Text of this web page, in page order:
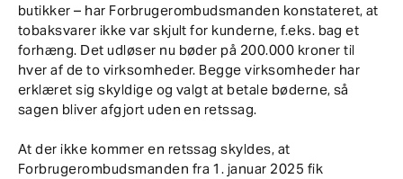
butikker – har Forbrugerombudsmanden konstateret, at
tobaksvarer ikke var skjult for kunderne, f.eks. bag et
forhæng. Det udløser nu bøder på 200.000 kroner til
hver af de to virksomheder. Begge virksomheder har
erklæret sig skyldige og valgt at betale bøderne, så
sagen bliver afgjort uden en retssag.
At der ikke kommer en retssag skyldes, at
Forbrugerombudsmanden fra 1. januar 2025 fik